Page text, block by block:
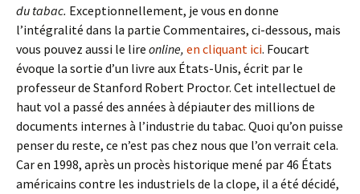
du tabac. Exceptionnellement, je vous en donne
l’intégralité dans la partie Commentaires, ci-dessous, mais
vous pouvez aussi le lire online, en cliquant ici. Foucart
évoque la sortie d’un livre aux États-Unis, écrit par le
professeur de Stanford Robert Proctor. Cet intellectuel de
haut vol a passé des années à dépiauter des millions de
documents internes à l’industrie du tabac. Quoi qu’on puisse
penser du reste, ce n’est pas chez nous que l’on verrait cela.
Car en 1998, après un procès historique mené par 46 États
américains contre les industriels de la clope, il a été décidé,